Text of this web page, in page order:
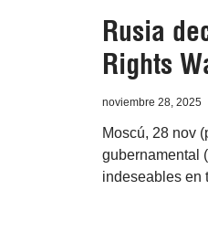
Rusia
Rights
noviembre 28, 2025
Moscú, 28 nov
gubernamental
indeseables en